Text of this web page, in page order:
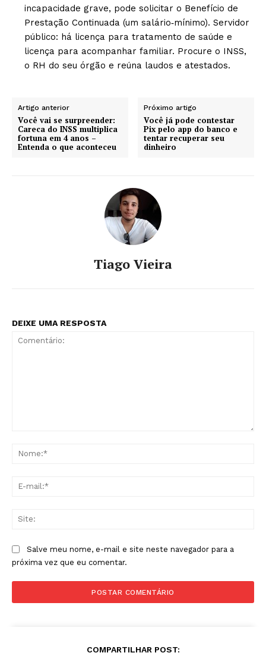
incapacidade grave, pode solicitar o Benefício de
Prestação Continuada (um salário‑mínimo). Servidor
público: há licença para tratamento de saúde e
licença para acompanhar familiar. Procure o INSS,
o RH do seu órgão e reúna laudos e atestados.
Artigo anterior
Você vai se surpreender:
Careca do INSS multiplica
fortuna em 4 anos –
Entenda o que aconteceu
Próximo artigo
Você já pode contestar
Pix pelo app do banco e
tentar recuperar seu
dinheiro
Tiago Vieira
DEIXE UMA RESPOSTA
Salve meu nome, e-mail e site neste navegador para a
próxima vez que eu comentar.
COMPARTILHAR POST: